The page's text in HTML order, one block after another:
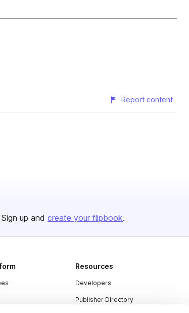
Report content
up and create your flipbook.
Resources
Developers
Publisher Directory